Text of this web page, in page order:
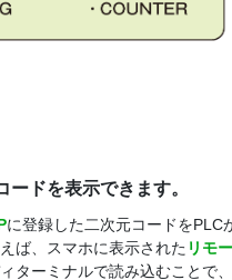
ドを表示できます。
に登録した二次元コードをPLC
ば、スマホに表示された リモ
ィターミナルで読み込むことで